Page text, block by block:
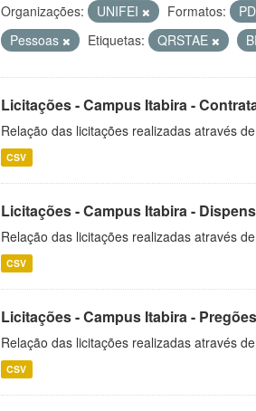
Organizações: UNIFEI Formatos:
Pessoas
Etiquetas: QRSTAE
Licitações - Campus Itabira -
Relação das licitações realizadas através
CSV
Licitações - Campus Itabira -
Relação das licitações realizadas através
CSV
Licitações - Campus Itabira -
Relação das licitações realizadas através
CSV